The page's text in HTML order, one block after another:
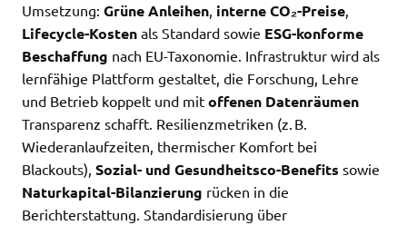
Umsetzung: Grüne Anleihen, interne CO₂-Preise,
Lifecycle-Kosten als Standard sowie ESG-konforme
Beschaffung nach EU-Taxonomie. Infrastruktur wird als
lernfähige Plattform gestaltet, die Forschung, Lehre
und Betrieb koppelt und mit offenen Datenräumen
Transparenz schafft. Resilienzmetriken (z. B.
Wiederanlaufzeiten, thermischer Komfort bei
Blackouts), Sozial- und Gesundheitsco-Benefits sowie
Naturkapital-Bilanzierung rücken in die
Berichterstattung. Standardisierung über